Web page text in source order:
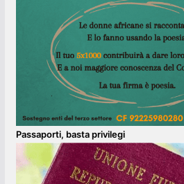
Passaporti, basta privilegi